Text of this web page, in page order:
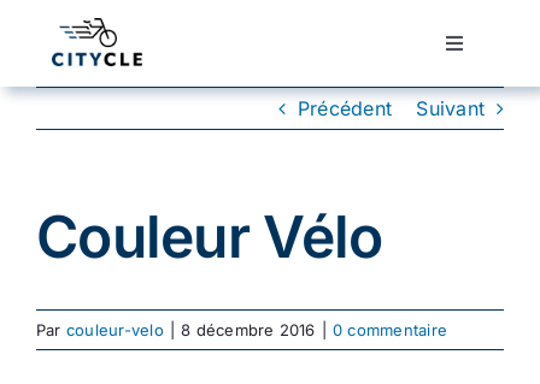
Toggle
Vélos de ville
Matériel
Précédent Suivant
Couleur Vélo
Par couleur-velo 8 décembre 2016 0 commentaire